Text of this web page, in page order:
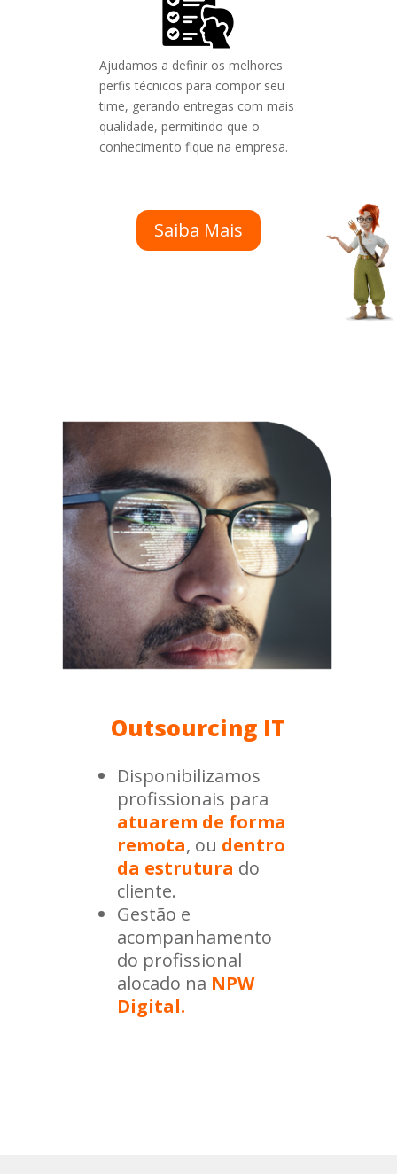
Ajudamos a definir os melhores
perfis técnicos para compor seu
time, gerando entregas com mais
qualidade, permitindo que o
conhecimento fique na empresa.
Saiba Mais
Outsourcing IT
Disponibilizamos
profissionais para
atuarem de forma
remota, ou dentro
da estrutura do
cliente.
Gestão e
acompanhamento
do profissional
alocado na NPW
Digital.